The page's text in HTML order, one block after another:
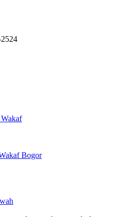
Bogor